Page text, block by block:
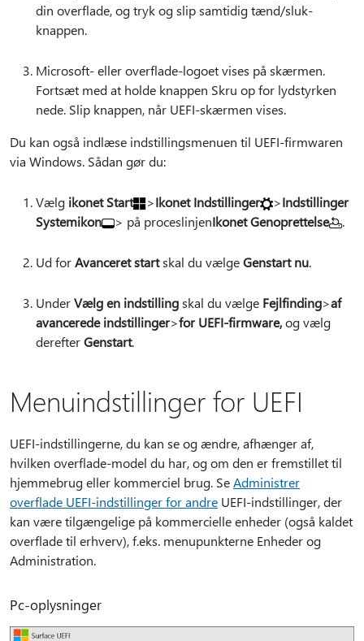
din overflade, og tryk og slip samtidig tænd/sluk-
knappen.
Microsoft- eller overflade-logoet vises på skærmen.
Fortsæt med at holde knappen Skru op for lydstyrken
nede. Slip knappen, når UEFI-skærmen vises.
Du kan også indlæse indstillingsmenuen til UEFI-firmwaren
via Windows. Sådan gør du:
Vælg ikonet Start >Ikonet Indstillinger >Indstillinger
Systemikon
> på proceslinjenIkonet Genoprettelse .
Ud forAvanceret startskal du vælgeGenstart nu.
UnderVælg en indstillingskal du vælge Fejlfinding>af
avancerede indstillinger>for UEFI-firmware,og vælg
derefterGenstart.
Menuindstillinger for UEFI
UEFI-indstillingerne, du kan se og ændre, afhænger af,
hvilken overflade-model du har, og om den er fremstillet til
hjemmebrug eller kommerciel brug. SeAdministrer
overflade UEFI-indstillinger for andre UEFI-indstillinger, der
kan være tilgængelige på kommercielle enheder (også kaldet
overflade til erhverv), f.eks. menupunkterne Enheder og
Administration.
Pc-oplysninger